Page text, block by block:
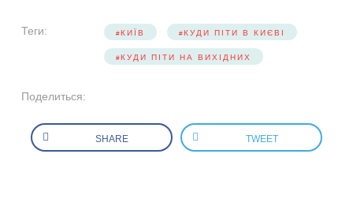
Теги: КИЇВ КУДИ ПІТИ В КИЄВІ
КУДИ ПІТИ НА ВИХІДНИХ
Поделиться:
SHARE TWEET